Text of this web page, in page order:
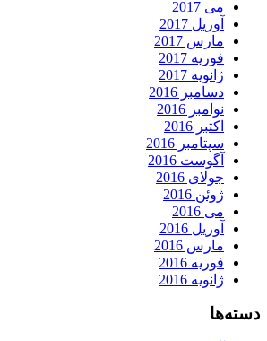
می 2017
آوریل 2017
مارس 2017
فوریه 2017
ژانویه 2017
دسامبر 2016
نوامبر 2016
اکتبر 2016
سپتامبر 2016
آگوست 2016
جولای 2016
ژوئن 2016
می 2016
آوریل 2016
مارس 2016
فوریه 2016
ژانویه 2016
دسته‌ها